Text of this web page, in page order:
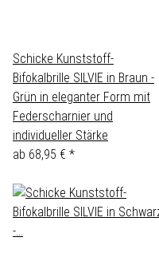
Schicke Kunststoff-
Bifokalbrille SILVIE in Braun -
Grün in eleganter Form mit
Federscharnier und
individueller Stärke
ab 68,95 € *